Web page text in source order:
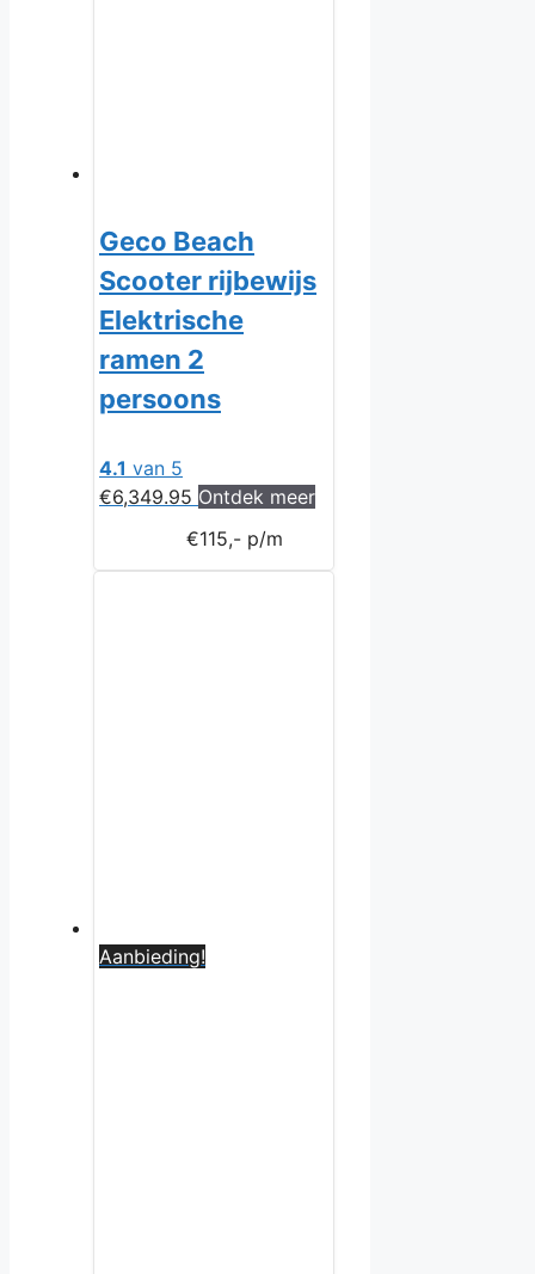
Geco Beach
Scooter rijbewijs
Elektrische
ramen 2
persoons
4.1 van 5
€6,349.95 Ontdek meer
€115,- p/m
Aanbieding!